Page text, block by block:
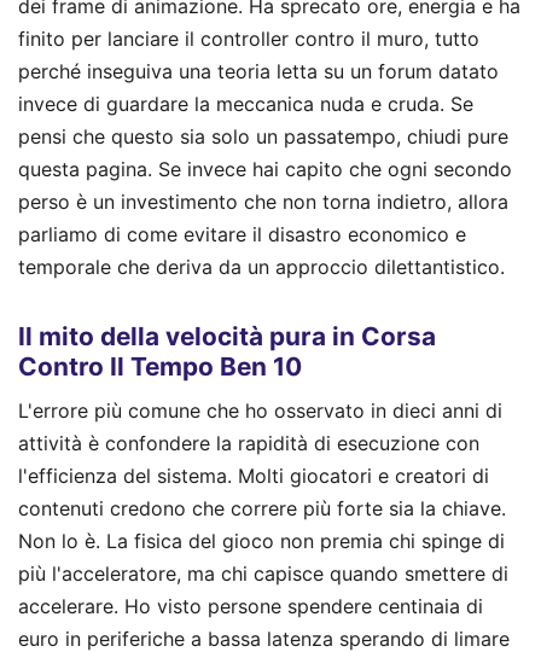
dei frame di animazione. Ha sprecato ore, energia e ha
finito per lanciare il controller contro il muro, tutto
perché inseguiva una teoria letta su un forum datato
invece di guardare la meccanica nuda e cruda. Se
pensi che questo sia solo un passatempo, chiudi pure
questa pagina. Se invece hai capito che ogni secondo
perso è un investimento che non torna indietro, allora
parliamo di come evitare il disastro economico e
temporale che deriva da un approccio dilettantistico.
Il mito della velocità pura in Corsa
Contro Il Tempo Ben 10
L'errore più comune che ho osservato in dieci anni di
attività è confondere la rapidità di esecuzione con
l'efficienza del sistema. Molti giocatori e creatori di
contenuti credono che correre più forte sia la chiave.
Non lo è. La fisica del gioco non premia chi spinge di
più l'acceleratore, ma chi capisce quando smettere di
accelerare. Ho visto persone spendere centinaia di
euro in periferiche a bassa latenza sperando di limare